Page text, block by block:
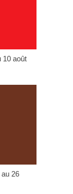
10 août
26